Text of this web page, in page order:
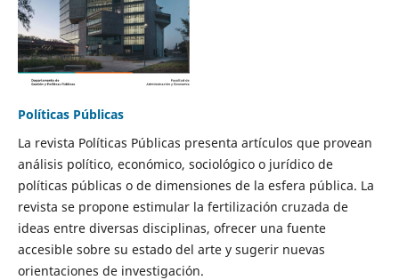
Políticas Públicas
La revista Políticas Públicas presenta artículos que provean
análisis político, económico, sociológico o jurídico de
políticas públicas o de dimensiones de la esfera pública. La
revista se propone estimular la fertilización cruzada de
ideas entre diversas disciplinas, ofrecer una fuente
accesible sobre su estado del arte y sugerir nuevas
orientaciones de investigación.